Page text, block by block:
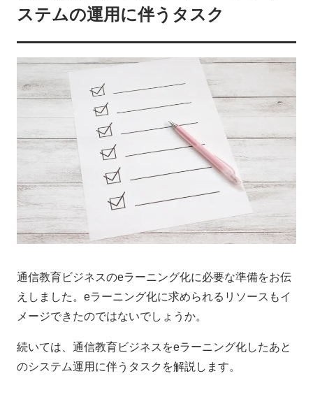
ステムの運用に伴うタスク
通信教育ビジネスのeラーニング化に必要な準備をお伝
えしました。eラーニング化に求められるリソースもイ
メージできたのではないでしょうか。
続いては、通信教育ビジネスをeラーニング化したあと
のシステム運用に伴うタスクを解説します。